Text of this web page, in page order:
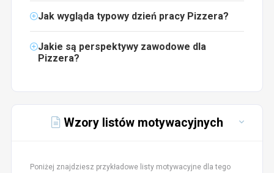
Jak wygląda typowy dzień pracy Pizzera?
Jakie są perspektywy zawodowe dla
Pizzera?
Wzory listów motywacyjnych
Poniżej znajdziesz przykładowe listy motywacyjne dla tego